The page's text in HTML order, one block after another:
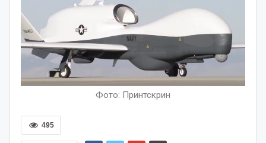
Фото: Принтскрин
495